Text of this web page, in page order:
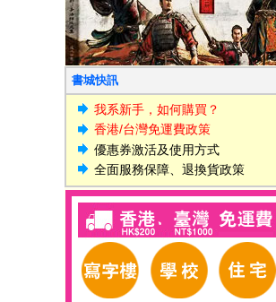
書城快訊
我系新手，如何購買？
香港/台灣免運費政策
優惠券激活及使用方式
全面服務保障、退換貨政策